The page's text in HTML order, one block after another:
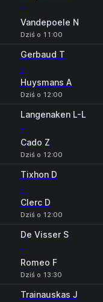
-
Vandepoele N
Dziś o 11:00
Gerbaud T
-
Huysmans A
Dziś o 12:00
Langenaken L-L
-
Cado Z
Dziś o 12:00
Tixhon D
-
Clerc D
Dziś o 12:00
De Visser S
-
Romeo F
Dziś o 13:30
Trainauskas J